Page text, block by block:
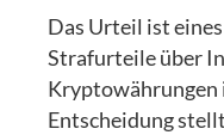
Das Urteil ist
Strafurteile über
Kryptowährungen
Entscheidung